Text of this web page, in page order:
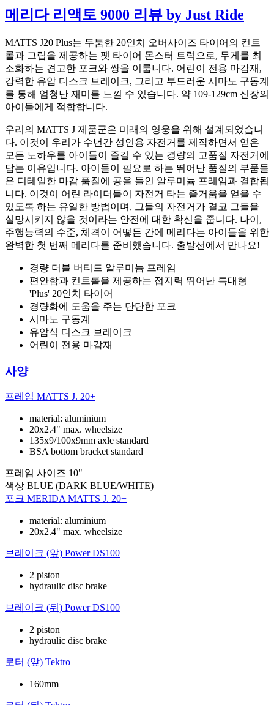
메리다 리액토 9000 리뷰 by Just Ride
MATTS J20 Plus는 두툼한 20인치 오버사이즈 타이어의 컨트
롤과 그립을 제공하는 팻 타이어 몬스터 트럭으로, 무게를 최
소화하는 견고한 포크와 쌍을 이룹니다. 어린이 전용 마감재,
강력한 유압 디스크 브레이크, 그리고 부드러운 시마노 구동계
를 통해 엄청난 재미를 느낄 수 있습니다. 약 109-129cm 신장의
아이들에게 적합합니다.
우리의 MATTS J 제품군은 미래의 영웅을 위해 설계되었습니
다. 이것이 우리가 수년간 성인용 자전거를 제작하면서 얻은
모든 노하우를 아이들이 즐길 수 있는 경량의 고품질 자전거에
담는 이유입니다. 아이들이 필요로 하는 뛰어난 품질의 부품들
은 디테일한 마감 품질에 공을 들인 알루미늄 프레임과 결합됩
니다. 이것이 어린 라이더들이 자전거 타는 즐거움을 얻을 수
있도록 하는 유일한 방법이며, 그들의 자전거가 결코 그들을
실망시키지 않을 것이라는 안전에 대한 확신을 줍니다. 나이,
주행능력의 수준, 체격이 어떻든 간에 메리다는 아이들을 위한
완벽한 첫 번째 메리다를 준비했습니다. 출발선에서 만나요!
경량 더블 버티드 알루미늄 프레임
편안함과 컨트롤을 제공하는 접지력 뛰어난 특대형
'Plus' 20인치 타이어
경량화에 도움을 주는 단단한 포크
시마노 구동계
유압식 디스크 브레이크
어린이 전용 마감재
사양
프레임 MATTS J. 20+
material: aluminium
20x2.4" max. wheelsize
135x9/100x9mm axle standard
BSA bottom bracket standard
프레임 사이즈 10"
색상 BLUE (DARK BLUE/WHITE)
포크 MERIDA MATTS J. 20+
material: aluminium
20x2.4" max. wheelsize
브레이크 (앞) Power DS100
2 piston
hydraulic disc brake
브레이크 (뒤) Power DS100
2 piston
hydraulic disc brake
로터 (앞) Tektro
160mm